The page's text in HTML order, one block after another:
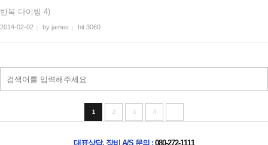
반복 다이빙 4)
2014-02-02 by james hit 3060
1 2 3 4
대표상담, 장비 A/S 문의 : 080-272-1111